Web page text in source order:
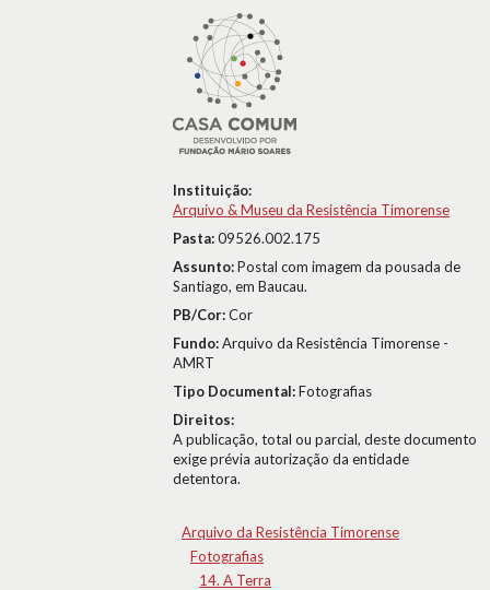
Instituição:
Arquivo & Museu da Resistência Timorense
Pasta:09526.002.175
Assunto:Postal com imagem da pousada de
Santiago, em Baucau.
PB/Cor:Cor
Fundo:Arquivo da Resistência Timorense -
AMRT
Tipo Documental:Fotografias
Direitos:
A publicação, total ou parcial, deste documento
exige prévia autorização da entidade
detentora.
Arquivo da Resistência Timorense
Fotografias
14. A Terra